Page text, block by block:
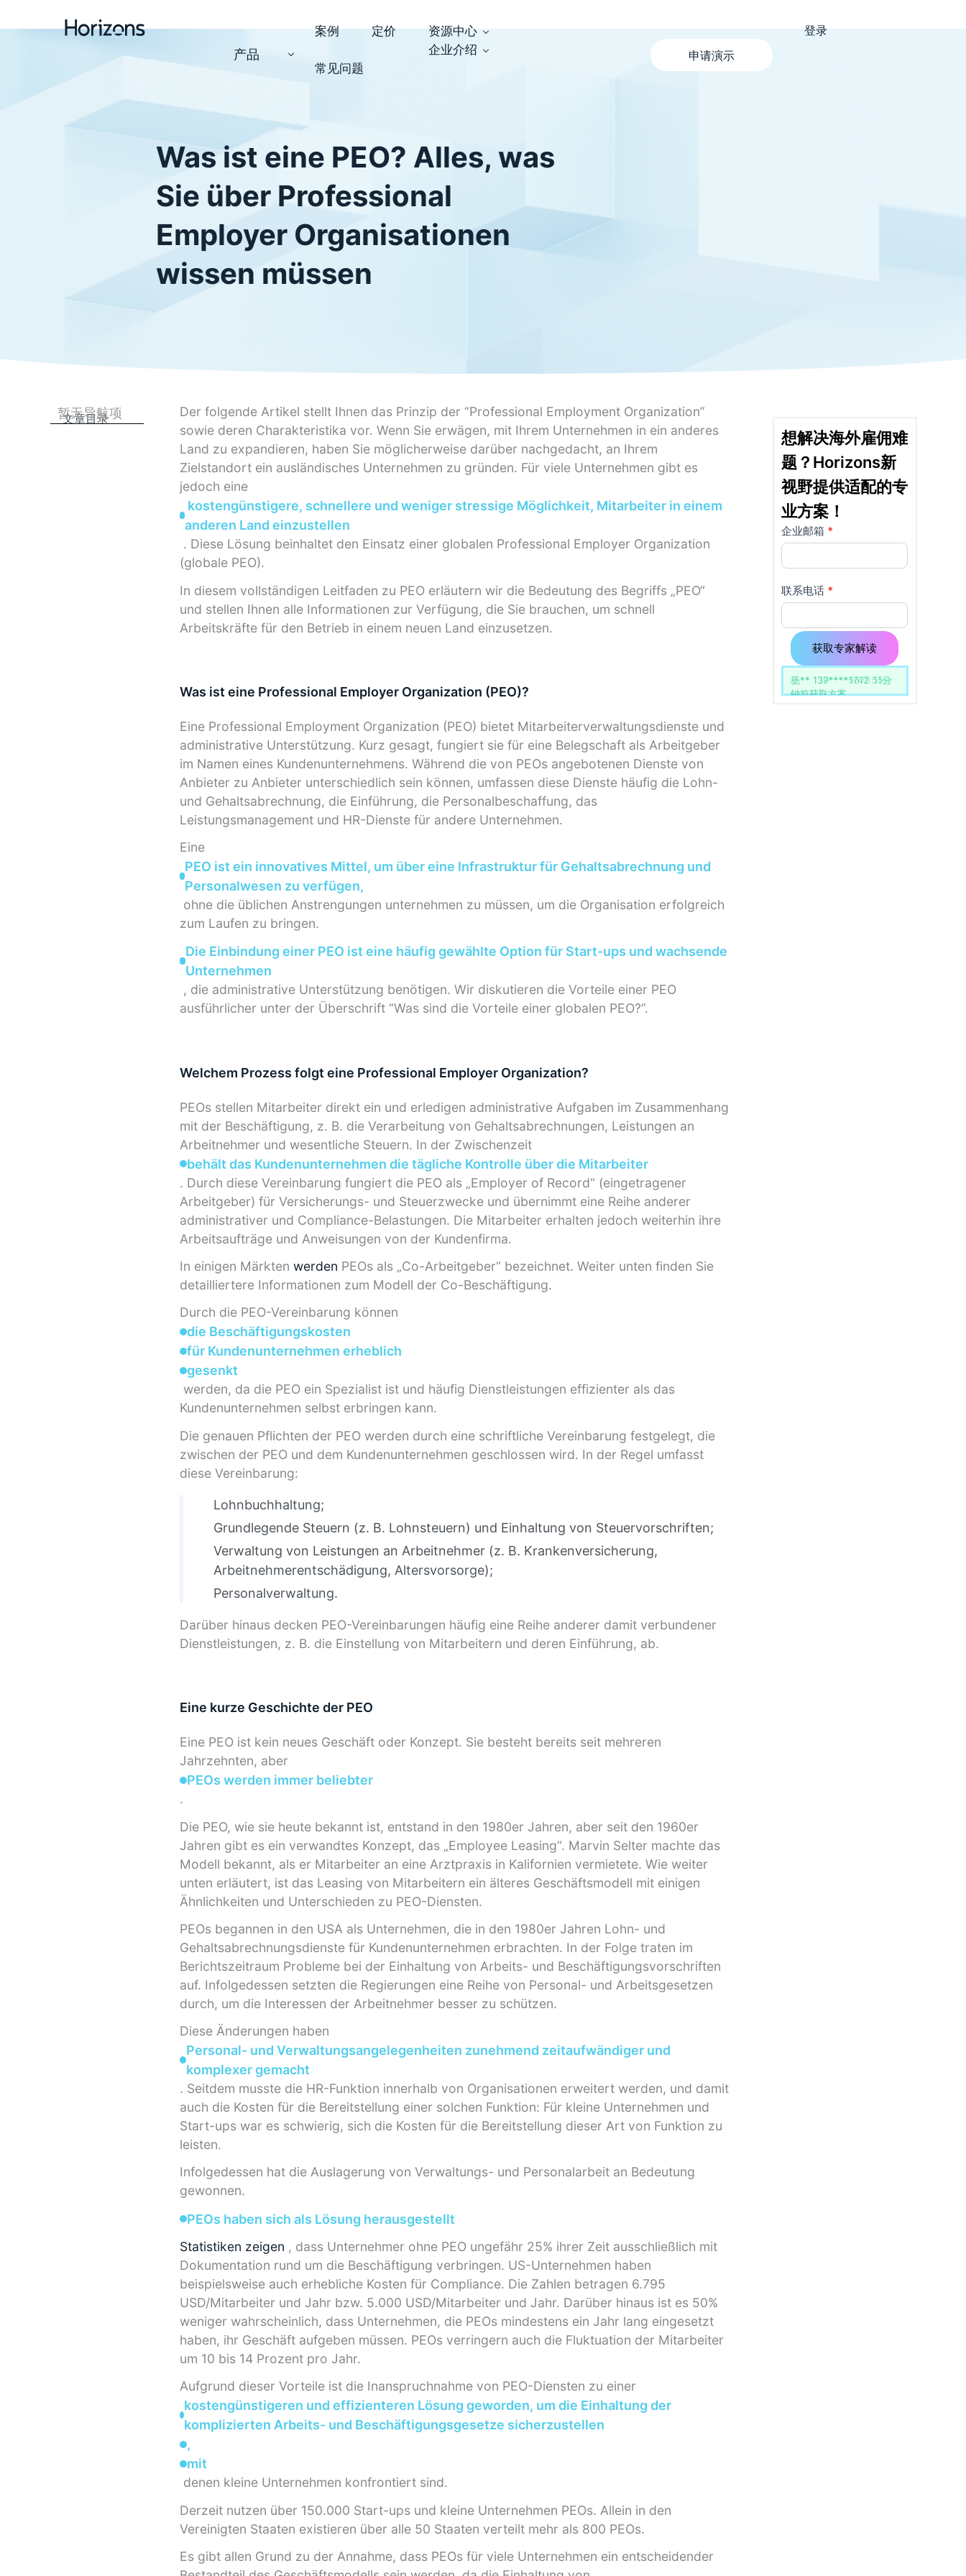
产品
案例 定价
资源中心
企业介绍
常见问题
申请演示
登录
Was ist eine PEO? Alles, was
Sie über Professional
Employer Organisationen
wissen müssen
文章目录
暂无导航项
Der folgende Artikel stellt Ihnen das Prinzip der “Professional Employment Organization”
sowie deren Charakteristika vor. Wenn Sie erwägen, mit Ihrem Unternehmen in ein anderes
Land zu expandieren, haben Sie möglicherweise darüber nachgedacht, an Ihrem
Zielstandort ein ausländisches Unternehmen zu gründen. Für viele Unternehmen gibt es
jedoch eine
kostengünstigere, schnellere und weniger stressige Möglichkeit, Mitarbeiter in einem
anderen Land einzustellen
. Diese Lösung beinhaltet den Einsatz einer globalen Professional Employer Organization
(globale PEO).
In diesem vollständigen Leitfaden zu PEO erläutern wir die Bedeutung des Begriffs „PEO“
und stellen Ihnen alle Informationen zur Verfügung, die Sie brauchen, um schnell
Arbeitskräfte für den Betrieb in einem neuen Land einzusetzen.
Was ist eine Professional Employer Organization (PEO)?
Eine Professional Employment Organization (PEO) bietet Mitarbeiterverwaltungsdienste und
administrative Unterstützung. Kurz gesagt, fungiert sie für eine Belegschaft als Arbeitgeber
im Namen eines Kundenunternehmens. Während die von PEOs angebotenen Dienste von
Anbieter zu Anbieter unterschiedlich sein können, umfassen diese Dienste häufig die Lohn-
und Gehaltsabrechnung, die Einführung, die Personalbeschaffung, das
Leistungsmanagement und HR-Dienste für andere Unternehmen.
Eine
PEO ist ein innovatives Mittel, um über eine Infrastruktur für Gehaltsabrechnung und
Personalwesen zu verfügen,
ohne die üblichen Anstrengungen unternehmen zu müssen, um die Organisation erfolgreich
zum Laufen zu bringen.
Die Einbindung einer PEO ist eine häufig gewählte Option für Start-ups und wachsende
Unternehmen
, die administrative Unterstützung benötigen. Wir diskutieren die Vorteile einer PEO
ausführlicher unter der Überschrift “Was sind die Vorteile einer globalen PEO?”.
Welchem Prozess folgt eine Professional Employer Organization?
PEOs stellen Mitarbeiter direkt ein und erledigen administrative Aufgaben im Zusammenhang
mit der Beschäftigung, z. B. die Verarbeitung von Gehaltsabrechnungen, Leistungen an
Arbeitnehmer und wesentliche Steuern. In der Zwischenzeit
behält das Kundenunternehmen die tägliche Kontrolle über die Mitarbeiter
. Durch diese Vereinbarung fungiert die PEO als „Employer of Record“ (eingetragener
Arbeitgeber) für Versicherungs- und Steuerzwecke und übernimmt eine Reihe anderer
administrativer und Compliance-Belastungen. Die Mitarbeiter erhalten jedoch weiterhin ihre
Arbeitsaufträge und Anweisungen von der Kundenfirma.
In einigen Märkten werden PEOs als „Co-Arbeitgeber“ bezeichnet. Weiter unten finden Sie
detailliertere Informationen zum Modell der Co-Beschäftigung.
Durch die PEO-Vereinbarung können
die Beschäftigungskosten
für Kundenunternehmen erheblich
gesenkt
werden, da die PEO ein Spezialist ist und häufig Dienstleistungen effizienter als das
Kundenunternehmen selbst erbringen kann.
Die genauen Pflichten der PEO werden durch eine schriftliche Vereinbarung festgelegt, die
zwischen der PEO und dem Kundenunternehmen geschlossen wird. In der Regel umfasst
diese Vereinbarung:
Lohnbuchhaltung;
Grundlegende Steuern (z. B. Lohnsteuern) und Einhaltung von Steuervorschriften;
Verwaltung von Leistungen an Arbeitnehmer (z. B. Krankenversicherung,
Arbeitnehmerentschädigung, Altersvorsorge);
Personalverwaltung.
Darüber hinaus decken PEO-Vereinbarungen häufig eine Reihe anderer damit verbundener
Dienstleistungen, z. B. die Einstellung von Mitarbeitern und deren Einführung, ab.
Eine kurze Geschichte der PEO
Eine PEO ist kein neues Geschäft oder Konzept. Sie besteht bereits seit mehreren
Jahrzehnten, aber
PEOs werden immer beliebter
.
Die PEO, wie sie heute bekannt ist, entstand in den 1980er Jahren, aber seit den 1960er
Jahren gibt es ein verwandtes Konzept, das „Employee Leasing“. Marvin Selter machte das
Modell bekannt, als er Mitarbeiter an eine Arztpraxis in Kalifornien vermietete. Wie weiter
unten erläutert, ist das Leasing von Mitarbeitern ein älteres Geschäftsmodell mit einigen
Ähnlichkeiten und Unterschieden zu PEO-Diensten.
PEOs begannen in den USA als Unternehmen, die in den 1980er Jahren Lohn- und
Gehaltsabrechnungsdienste für Kundenunternehmen erbrachten. In der Folge traten im
Berichtszeitraum Probleme bei der Einhaltung von Arbeits- und Beschäftigungsvorschriften
auf. Infolgedessen setzten die Regierungen eine Reihe von Personal- und Arbeitsgesetzen
durch, um die Interessen der Arbeitnehmer besser zu schützen.
Diese Änderungen haben
Personal- und Verwaltungsangelegenheiten zunehmend zeitaufwändiger und
komplexer gemacht
. Seitdem musste die HR-Funktion innerhalb von Organisationen erweitert werden, und damit
auch die Kosten für die Bereitstellung einer solchen Funktion: Für kleine Unternehmen und
Start-ups war es schwierig, sich die Kosten für die Bereitstellung dieser Art von Funktion zu
leisten.
Infolgedessen hat die Auslagerung von Verwaltungs- und Personalarbeit an Bedeutung
gewonnen.
PEOs haben sich als Lösung herausgestellt
Statistiken zeigen , dass Unternehmer ohne PEO ungefähr 25% ihrer Zeit ausschließlich mit
Dokumentation rund um die Beschäftigung verbringen. US-Unternehmen haben
beispielsweise auch erhebliche Kosten für Compliance. Die Zahlen betragen 6.795
USD/Mitarbeiter und Jahr bzw. 5.000 USD/Mitarbeiter und Jahr. Darüber hinaus ist es 50%
weniger wahrscheinlich, dass Unternehmen, die PEOs mindestens ein Jahr lang eingesetzt
haben, ihr Geschäft aufgeben müssen. PEOs verringern auch die Fluktuation der Mitarbeiter
um 10 bis 14 Prozent pro Jahr.
Aufgrund dieser Vorteile ist die Inanspruchnahme von PEO-Diensten zu einer
kostengünstigeren und effizienteren Lösung geworden, um die Einhaltung der
komplizierten Arbeits- und Beschäftigungsgesetze sicherzustellen
,
mit
denen kleine Unternehmen konfrontiert sind.
Derzeit nutzen über 150.000 Start-ups und kleine Unternehmen PEOs. Allein in den
Vereinigten Staaten existieren über alle 50 Staaten verteilt mehr als 800 PEOs.
Es gibt allen Grund zu der Annahme, dass PEOs für viele Unternehmen ein entscheidender
想解决海外雇佣难
题？Horizons新
视野提供适配的专
业方案！
详
情
页
使
用
企业邮箱 *
联系电话 *
如果
你是
人
类，
该字
段请
留
空。
获取专家解读
杨** 139****1742 51分
钟前获取方案